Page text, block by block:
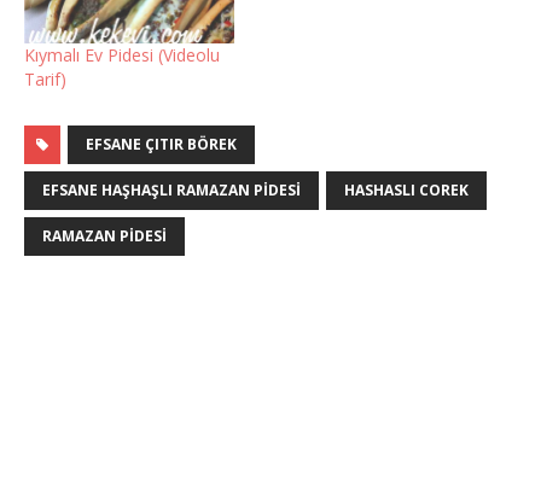
Kıymalı Ev Pidesi (Videolu
Tarif)
EFSANE ÇITIR BÖREK
EFSANE HAŞHAŞLI RAMAZAN PIDESI HASHASLI COREK
RAMAZAN PIDESI